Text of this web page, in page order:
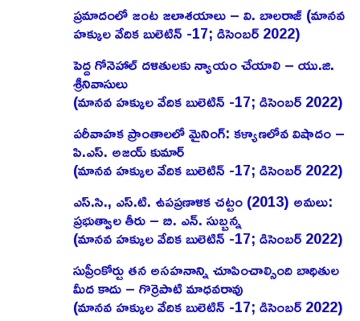
ప్రమాదంలో జంట జలాశయాలు – వి. బాలరాజ్‌ (మానవ
హక్కుల వేదిక బులెటిన్ -17; డిసెంబర్ 2022)
పెద్ద గోనెహాల్‌ దళితులకు న్యాయం చేయాలి – యు.జి.
శ్రీనివాసులు
(మానవ హక్కుల వేదిక బులెటిన్ -17; డిసెంబర్ 2022)
పరీవాహక ప్రాంతాలలో మైనింగ్‌: కళ్యాణలోవ విషాదం –
పి.ఎస్‌. అజయ్‌ కుమార్‌
(మానవ హక్కుల వేదిక బులెటిన్ -17; డిసెంబర్ 2022)
ఎస్‌.సి., ఎస్‌.టి. ఉపప్రణాళిక చట్టం (2013) అమలు:
ప్రభుత్వాల తీరు – బి. ఎన్‌. సుబ్బన్న
(మానవ హక్కుల వేదిక బులెటిన్ -17; డిసెంబర్ 2022)
సుప్రీంకోర్టు తన అసహనాన్ని చూపించాల్సింది బాధితుల
మీద కాదు – గొర్రెపాటి మాధవరావు
(మానవ హక్కుల వేదిక బులెటిన్ -17; డిసెంబర్ 2022)